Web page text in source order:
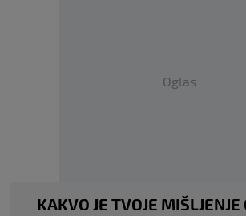
Oglas
KAKVO JE TVOJE